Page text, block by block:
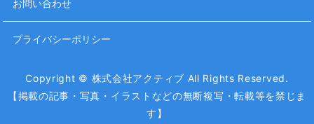
お問い合わせ
プライバシーポリシー
Copyright © 株式会社アクティブ All Rights Reserved.
【掲載の記事・写真・イラストなどの無断複写・転載等を禁じま
す】